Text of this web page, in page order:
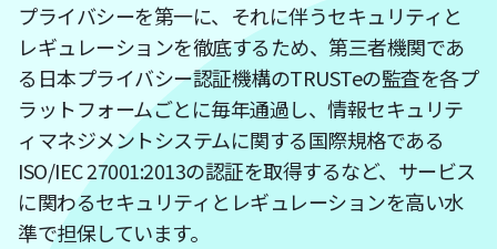
プライバシーを第一に、それに伴うセキュリティと
レギュレーションを徹底するため、第三者機関であ
る日本プライバシー認証機構のTRUSTeの監査を各プ
ラットフォームごとに毎年通過し、情報セキュリテ
ィマネジメントシステムに関する国際規格である
ISO/IEC 27001:2013の認証を取得するなど、サービス
に関わるセキュリティとレギュレーションを高い水
準で担保しています。